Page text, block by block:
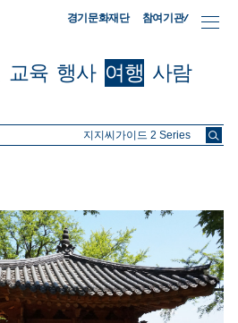
경기문화재단 참여기관/
교육 행사 여행 사람